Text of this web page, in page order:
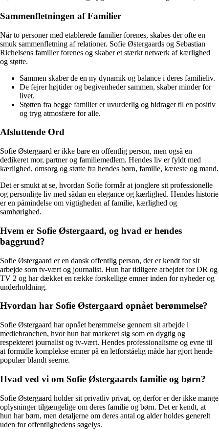
Sammenfletningen af Familier
Når to personer med etablerede familier forenes, skabes der ofte en
smuk sammenfletning af relationer. Sofie Østergaards og Sebastian
Richelsens familier forenes og skaber et stærkt netværk af kærlighed
og støtte.
Sammen skaber de en ny dynamik og balance i deres familieliv.
De fejrer højtider og begivenheder sammen, skaber minder for
livet.
Støtten fra begge familier er uvurderlig og bidrager til en positiv
og tryg atmosfære for alle.
Afsluttende Ord
Sofie Østergaard er ikke bare en offentlig person, men også en
dedikeret mor, partner og familiemedlem. Hendes liv er fyldt med
kærlighed, omsorg og støtte fra hendes børn, familie, kæreste og mand.
Det er smukt at se, hvordan Sofie formår at jonglere sit professionelle
og personlige liv med sådan en elegance og kærlighed. Hendes historie
er en påmindelse om vigtigheden af familie, kærlighed og
samhørighed.
Hvem er Sofie Østergaard, og hvad er hendes
baggrund?
Sofie Østergaard er en dansk offentlig person, der er kendt for sit
arbejde som tv-vært og journalist. Hun har tidligere arbejdet for DR og
TV 2 og har dækket en række forskellige emner inden for nyheder og
underholdning.
Hvordan har Sofie Østergaard opnået berømmelse?
Sofie Østergaard har opnået berømmelse gennem sit arbejde i
mediebranchen, hvor hun har markeret sig som en dygtig og
respekteret journalist og tv-vært. Hendes professionalisme og evne til
at formidle komplekse emner på en letforståelig måde har gjort hende
populær blandt seerne.
Hvad ved vi om Sofie Østergaards familie og børn?
Sofie Østergaard holder sit privatliv privat, og derfor er der ikke mange
oplysninger tilgængelige om deres familie og børn. Det er kendt, at
hun har børn, men detaljerne om deres antal og alder holdes generelt
uden for offentlighedens søgelys.